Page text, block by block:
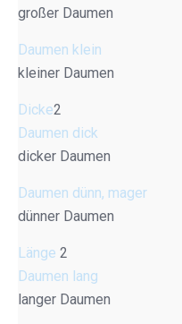
großer Daumen
Daumen klein
kleiner Daumen
Dicke2
Daumen dick
dicker Daumen
Daumen dünn, mager
dünner Daumen
Länge 2
Daumen lang
langer Daumen